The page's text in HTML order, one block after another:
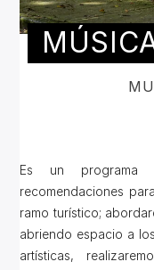
Es un
recomendaciones
ramo turístico;
abriendo espacio a
artísticas,